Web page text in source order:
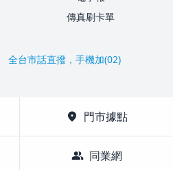
傳真刷卡單
全台市話直撥，手機加(02)
location_on 門市據點
group 同業網